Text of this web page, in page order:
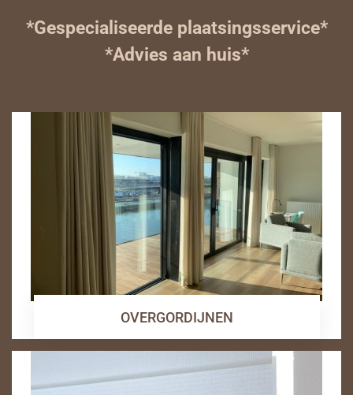
*Gespecialiseerde plaatsingsservice*
*Advies aan huis*
OVERGORDIJNEN